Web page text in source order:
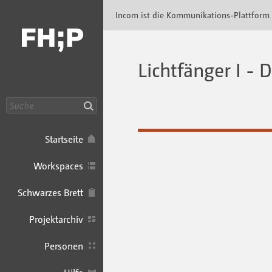
Startseite
Workspaces
Schwarzes Brett
Projektarchiv
Personen
Incom ist die Kommunikations-Plattform
Lichtfänger I -